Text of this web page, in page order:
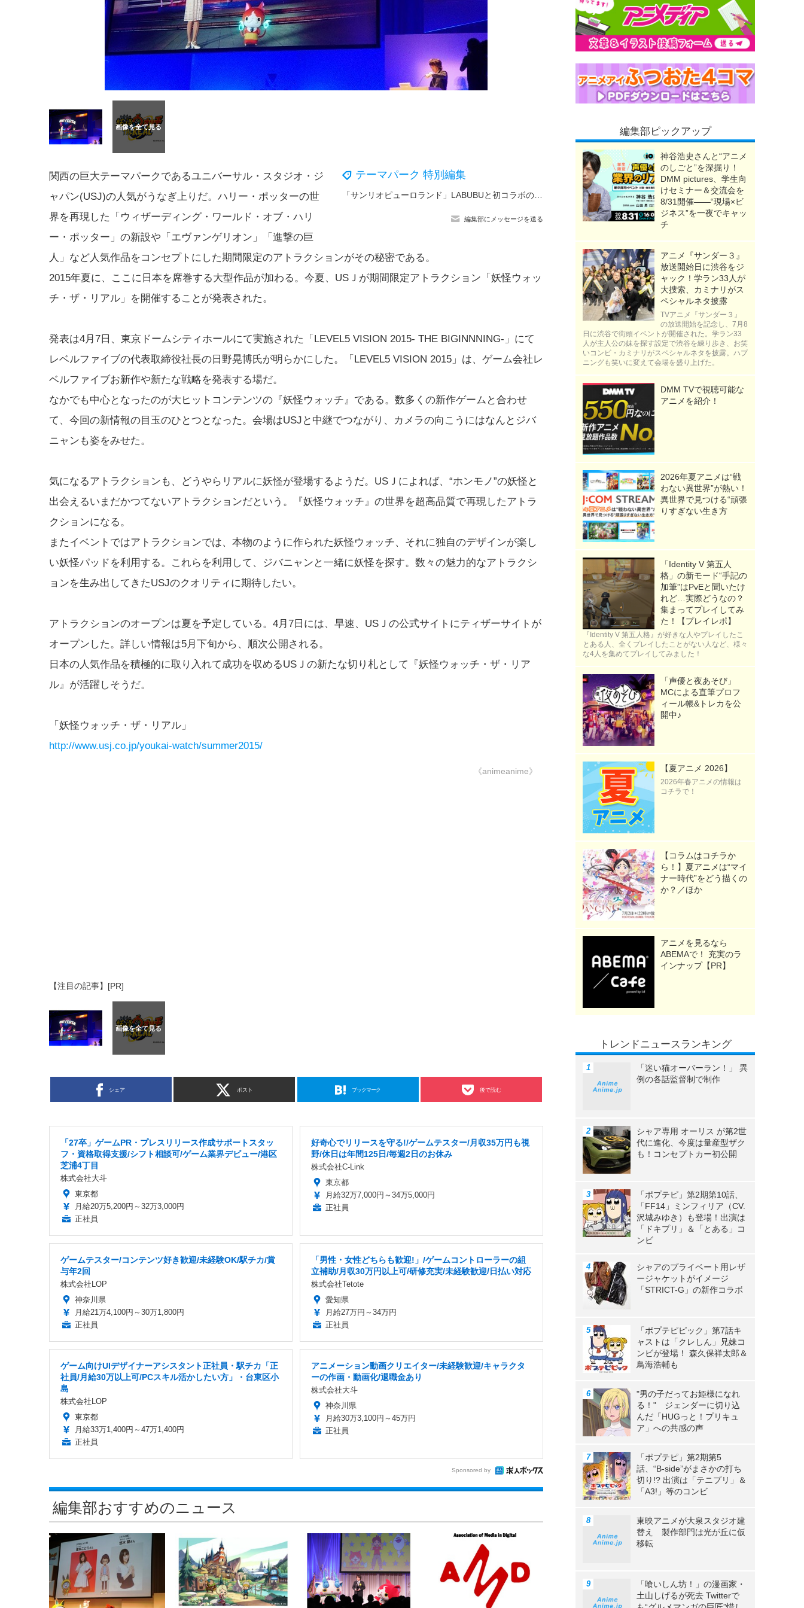
テーマパーク 特別編集
編集部にメッセージを送る
関西の巨大テーマパークであるユニバーサル・スタジオ・ジ
ャパン(USJ)の人気がうなぎ上りだ。ハリー・ポッターの世
界を再現した「ウィザーディング・ワールド・オブ・ハリ
ー・ポッター」の新設や「エヴァンゲリオン」「進撃の巨
人」など人気作品をコンセプトにした期間限定のアトラクションがその秘密である。
2015年夏に、ここに日本を席巻する大型作品が加わる。今夏、USＪが期間限定アトラクション「妖怪ウォッ
チ・ザ・リアル」を開催することが発表された。
発表は4月7日、東京ドームシティホールにて実施された「LEVEL5 VISION 2015- THE BIGINNNING-」にて
レベルファイブの代表取締役社長の日野晃博氏が明らかにした。「LEVEL5 VISION 2015」は、ゲーム会社レ
ベルファイブお新作や新たな戦略を発表する場だ。
なかでも中心となったのが大ヒットコンテンツの『妖怪ウォッチ』である。数多くの新作ゲームと合わせ
て、今回の新情報の目玉のひとつとなった。会場はUSJと中継でつながり、カメラの向こうにはなんとジバ
ニャンも姿をみせた。
気になるアトラクションも、どうやらリアルに妖怪が登場するようだ。USＪによれば、“ホンモノ”の妖怪と
出会えるいまだかつてないアトラクションだという。『妖怪ウォッチ』の世界を超高品質で再現したアトラ
クションになる。
またイベントではアトラクションでは、本物のように作られた妖怪ウォッチ、それに独自のデザインが楽し
い妖怪パッドを利用する。これらを利用して、ジバニャンと一緒に妖怪を探す。数々の魅力的なアトラクシ
ョンを生み出してきたUSJのクオリティに期待したい。
アトラクションのオープンは夏を予定している。4月7日には、早速、USＪの公式サイトにティザーサイトが
オープンした。詳しい情報は5月下旬から、順次公開される。
日本の人気作品を積極的に取り入れて成功を収めるUSＪの新たな切り札として『妖怪ウォッチ・ザ・リア
ル』が活躍しそうだ。
「妖怪ウォッチ・ザ・リアル」
http://www.usj.co.jp/youkai-watch/summer2015/
《animeanime》
【注目の記事】[PR]
シェア ポスト ブックマーク 後で読む
「27卒」ゲームPR・プレスリリース作成サポートスタッ
フ・資格取得支援/シフト相談可/ゲーム業界デビュー/港区
芝浦4丁目
株式会社大斗
東京都
月給20万5,200円～32万3,000円
正社員
好奇心でリリースを守る!/ゲームテスター/月収35万円も視
野/休日は年間125日/毎週2日のお休み
株式会社C-Link
東京都
月給32万7,000円～34万5,000円
正社員
ゲームテスター/コンテンツ好き歓迎/未経験OK/駅チカ/賞
与年2回
株式会社LOP
神奈川県
月給21万4,100円～30万1,800円
正社員
「男性・女性どちらも歓迎!」/ゲームコントローラーの組
立補助/月収30万円以上可/研修充実/未経験歓迎/日払い対応
株式会社Tetote
愛知県
月給27万円～34万円
正社員
ゲーム向けUIデザイナーアシスタント正社員・駅チカ「正
社員/月給30万以上可/PCスキル活かしたい方」・台東区小
島
株式会社LOP
東京都
月給33万1,400円～47万1,400円
正社員
アニメーション動画クリエイター/未経験歓迎/キャラクタ
ーの作画・動画化/退職金あり
株式会社大斗
神奈川県
月給30万3,100円～45万円
正社員
Sponsored by
編集部おすすめのニュース
編集部ピックアップ
神谷浩史さんと“アニメ
のしごと”を深掘り！
DMM pictures、学生向
けセミナー＆交流会を
8/31開催――“現場×ビ
ジネス”を一夜でキャッ
チ
アニメ『サンダー３』
放送開始日に渋谷をジ
ャック！学ラン33人が
大捜索、カミナリがス
ペシャルネタ披露
TVアニメ『サンダー３』
の放送開始を記念し、7月8
日に渋谷で街頭イベントが開催された。学ラン33
人が主人公の妹を探す設定で渋谷を練り歩き、お笑
いコンビ・カミナリがスペシャルネタを披露。ハプ
ニングも笑いに変えて会場を盛り上げた。
DMM TVで視聴可能な
アニメを紹介！
2026年夏アニメは“戦
わない異世界”が熱い！
異世界で見つける“頑張
りすぎない生き方
「Identity V 第五人
格」の新モード“手記の
加筆”はPvEと聞いたけ
れど…実際どうなの？
集まってプレイしてみ
た！【プレイレポ】
『Identity V 第五人格』が好きな人やプレイしたこ
とある人、全くプレイしたことがない人など、様々
な4人を集めてプレイしてみました！
「声優と夜あそび」
MCによる直筆プロフ
ィール帳&トレカを公
開中♪
【夏アニメ 2026】
2026年春アニメの情報は
コチラで！
【コラムはコチラか
ら！】夏アニメは“マイ
ナー時代”をどう描くの
か？／ほか
アニメを見るなら
ABEMAで！ 充実のラ
インナップ【PR】
トレンドニュースランキング
「迷い猫オーバーラン！」 異
例の各話監督制で制作
シャア専用 オーリス が第2世
代に進化、今度は量産型ザク
も！コンセプトカー初公開
「ポプテピ」第2期第10話、
「FF14」ミンフィリア（CV.
沢城みゆき）も登場！出演は
「ドキプリ」＆「とある」コ
ンビ
シャアのプライベート用レザ
ージャケットがイメージ
「STRICT-G」の新作コラボ
「ポプテピピック」第7話キ
ャストは「クレしん」兄妹コ
ンビが登場！ 森久保祥太郎＆
鳥海浩輔も
"男の子だってお姫様になれ
る！" ジェンダーに切り込
んだ「HUGっと！プリキュ
ア」への共感の声
「ポプテピ」第2期第5
話、“B-side”がまさかの打ち
切り!? 出演は「テニプリ」＆
「A3!」等のコンビ
東映アニメが大泉スタジオ建
替え 製作部門は光が丘に仮
移転
「喰いしん坊！」の漫画家・
土山しげるが死去 Twitterで